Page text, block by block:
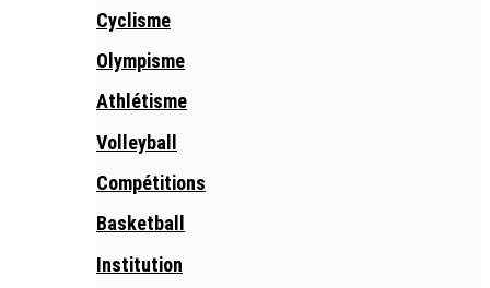
Cyclisme
Olympisme
Athlétisme
Volleyball
Compétitions
Basketball
Institution